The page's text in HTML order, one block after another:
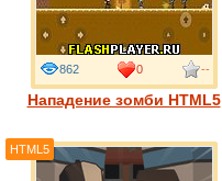
Нападение зомби HTML5
862 0 --
HTML5